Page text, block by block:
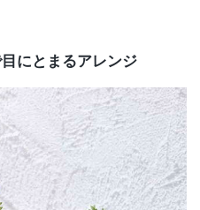
にとまるアレンジ